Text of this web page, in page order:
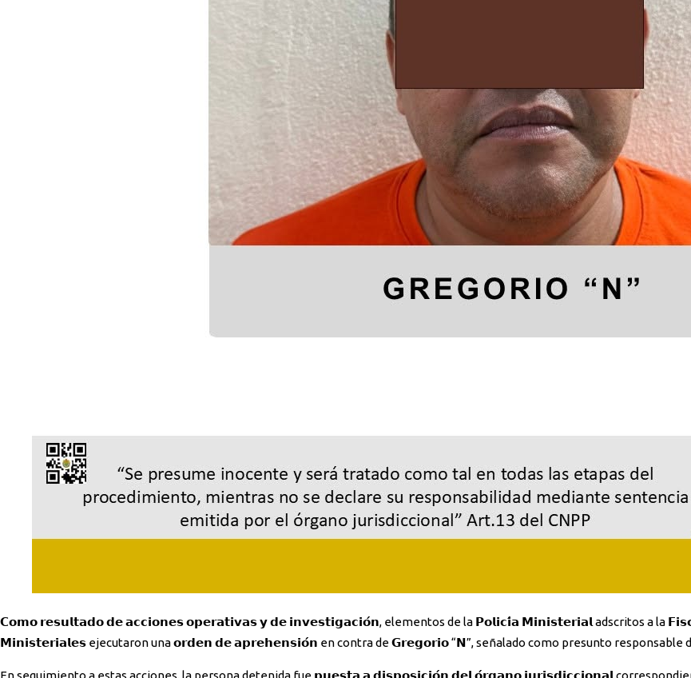
𝗖𝗼𝗺𝗼 𝗿𝗲𝘀𝘂𝗹𝘁𝗮𝗱𝗼 𝗱𝗲 𝗮𝗰𝗰𝗶𝗼𝗻𝗲𝘀 𝗼𝗽𝗲𝗿𝗮𝘁𝗶𝘃𝗮𝘀 𝘆 𝗱𝗲 𝗶𝗻𝘃𝗲𝘀𝘁𝗶𝗴𝗮𝗰𝗶𝗼́𝗻, elementos de la 𝗣𝗼𝗹𝗶𝗰𝗶́𝗮 𝗠𝗶𝗻𝗶𝘀𝘁𝗲𝗿𝗶𝗮𝗹 adscritos a la 𝗙𝗶𝘀𝗰𝗮𝗹𝗶́𝗮 𝗱𝗲 𝗜𝗻𝘃𝗲𝘀𝘁𝗶𝗴𝗮𝗰𝗶𝗼𝗻𝗲𝘀
𝗠𝗶𝗻𝗶𝘀𝘁𝗲𝗿𝗶𝗮𝗹𝗲𝘀 ejecutaron una 𝗼𝗿𝗱𝗲𝗻 𝗱𝗲 𝗮𝗽𝗿𝗲𝗵𝗲𝗻𝘀𝗶𝗼́𝗻 en contra de 𝗚𝗿𝗲𝗴𝗼𝗿𝗶𝗼 “𝗡”, señalado como presunto
En seguimiento a estas acciones, la persona detenida fue 𝗽𝘂𝗲𝘀𝘁𝗮 𝗮 𝗱𝗶𝘀𝗽𝗼𝘀𝗶𝗰𝗶𝗼́𝗻 𝗱𝗲𝗹 𝗼́𝗿𝗴𝗮𝗻𝗼 𝗷𝘂𝗿𝗶𝘀𝗱𝗶𝗰𝗰𝗶𝗼𝗻𝗮𝗹